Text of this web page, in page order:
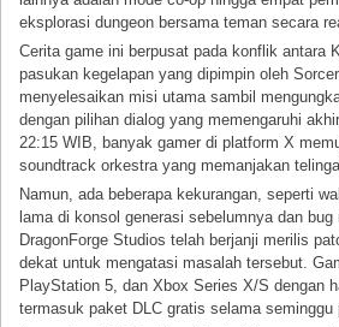
eksplorasi dungeon bersama teman secara
Cerita game ini berpusat pada konflik antara
pasukan kegelapan yang dipimpin oleh
menyelesaikan misi utama sambil
dengan pilihan dialog yang memengaruhi
22:15 WIB, banyak gamer di platform X
soundtrack orkestra yang memanjakan telinga.
Namun, ada beberapa kekurangan, seperti
lama di konsol generasi sebelumnya dan bug
DragonForge Studios telah berjanji merilis
dekat untuk mengatasi masalah tersebut.
PlayStation 5, dan Xbox Series X/S dengan
termasuk paket DLC gratis selama seminggu